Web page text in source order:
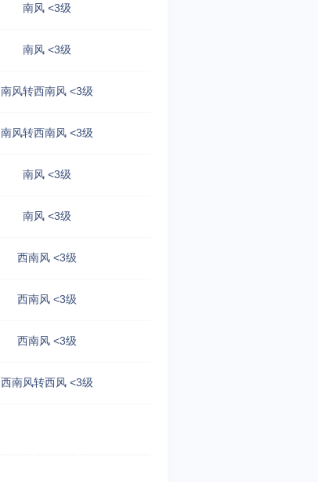
南风 <3级
南风 <3级
南风转西南风 <3级
南风转西南风 <3级
南风 <3级
南风 <3级
西南风 <3级
西南风 <3级
西南风 <3级
西南风转西风 <3级